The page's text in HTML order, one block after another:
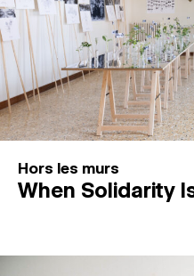
Hors les murs
When Solidarity